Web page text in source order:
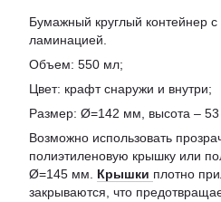
Бумажный круглый контейнер
ламинацией.
Объем: 550 мл;
Цвет: крафт снаружи и внутри;
Размер: Ø=142 мм, высота –
Возможно использовать
полиэтиленовую крышку или
Ø=145 мм. Крышки плотно
закрываются, что